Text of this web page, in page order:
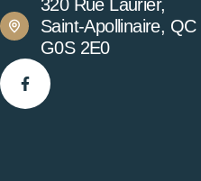
320 Rue Laurier,
Saint-Apollinaire, QC
G0S 2E0